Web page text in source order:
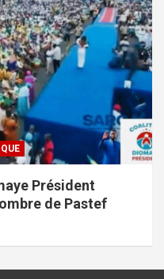
Président
de Pastef